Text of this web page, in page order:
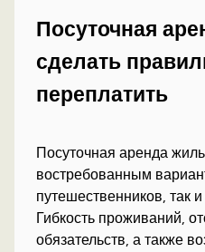
Посуточная
сделать
переплатить
Посуточная аренда
востребованным
путешественников, так
Гибкость проживаний,
обязательств, а также